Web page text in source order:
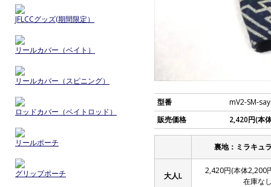
型番
mV2-SM-
販売価格
2,420円(本
裏地：ミラキュ
大人L
2,420円(本体2,200
在庫な
JFLCCグッズ(期間限定）
リールカバー（ベイト）
リールカバー（スピニング）
ロッドカバー（ベイトロッド）
リールポーチ
グリップポーチ